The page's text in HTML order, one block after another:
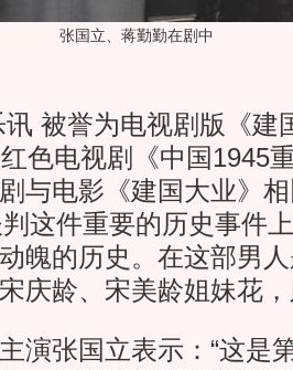
张国立、蒋勤勤在剧中
誉为电视剧版《建
色电视剧《中国1945
与电影《建国大业》
这件重要的历史事件
魄的历史。在这部男
庆龄、宋美龄姐妹花
张国立表示：“这是